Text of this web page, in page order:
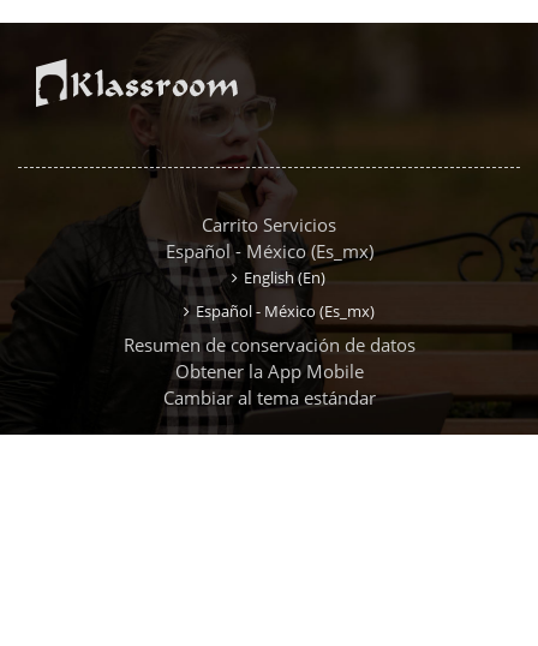
Carrito Servicios
Español - México ‎(es_mx)‎
English ‎(en)‎
Español - México ‎(es_mx)‎
Resumen de conservación de datos
Obtener la App Mobile
Cambiar al tema estándar